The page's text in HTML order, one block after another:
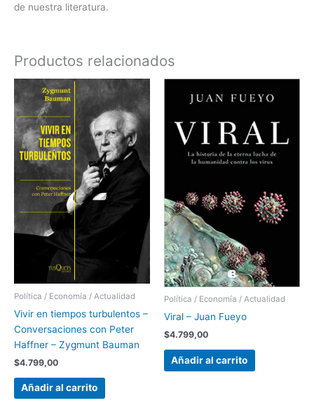
de nuestra literatura.
Productos relacionados
Política / Economía / Actualidad
Vivir en tiempos turbulentos –
Conversaciones con Peter
Haffner – Zygmunt Bauman
$4.799,00
Añadir al carrito
Política / Economía / Actualidad
Viral – Juan Fueyo
$4.799,00
Añadir al carrito